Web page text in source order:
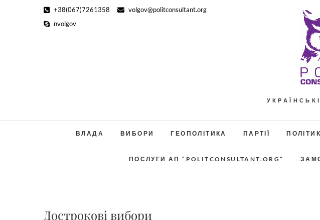
+38(067)7261358
volgov@politconsultant.org
nvolgov
ВЛАДА ВИБОРИ ГЕОПОЛІТИКА ПАРТІЇ
ПОСЛУГИ АП “POLITCONSULTANT.ORG”
Дострокові вибори